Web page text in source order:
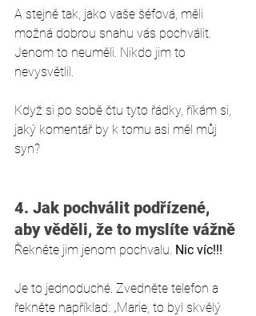
A stejně tak, jako vaše šéfová, měli
možná dobrou snahu vás pochválit.
Jenom to neuměli. Nikdo jim to
nevysvětlil.
Když si po sobě čtu tyto řádky, říkám si,
jaký komentář by k tomu asi měl můj
syn?
4. Jak pochválit podřízené,
aby věděli, že to myslíte vážně
Řekněte jim jenom pochvalu. Nic víc!!!
Je to jednoduché. Zvedněte telefon a
řekněte například: „Marie, to byl skvělý